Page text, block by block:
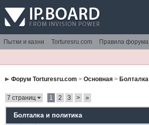
Пытки и казни Torturesru.com Правила форума
Форум Torturesru.com > Основная>
7 страниц 1 2 3 > »
Болталка и политика